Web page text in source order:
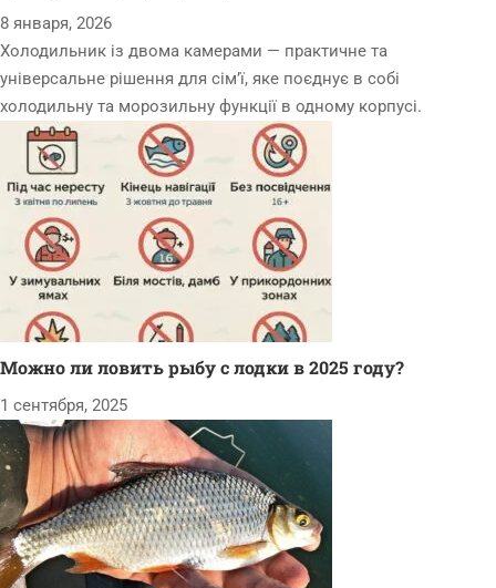
8 января, 2026
Холодильник із двома камерами — практичне та
універсальне рішення для сім’ї, яке поєднує в собі
холодильну та морозильну функції в одному корпусі.
Можно ли ловить рыбу с лодки в 2025 году?
1 сентября, 2025